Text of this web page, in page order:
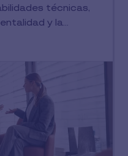
técnicas,
y la...